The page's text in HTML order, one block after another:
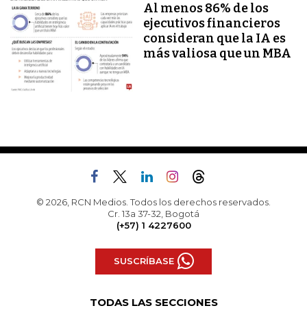
Al menos 86% de los
ejecutivos financieros
consideran que la IA es
más valiosa que un MBA
© 2026, RCN Medios. Todos los derechos reservados.
Cr. 13a 37-32, Bogotá
(+57) 1 4227600
SUSCRÍBASE
TODAS LAS SECCIONES